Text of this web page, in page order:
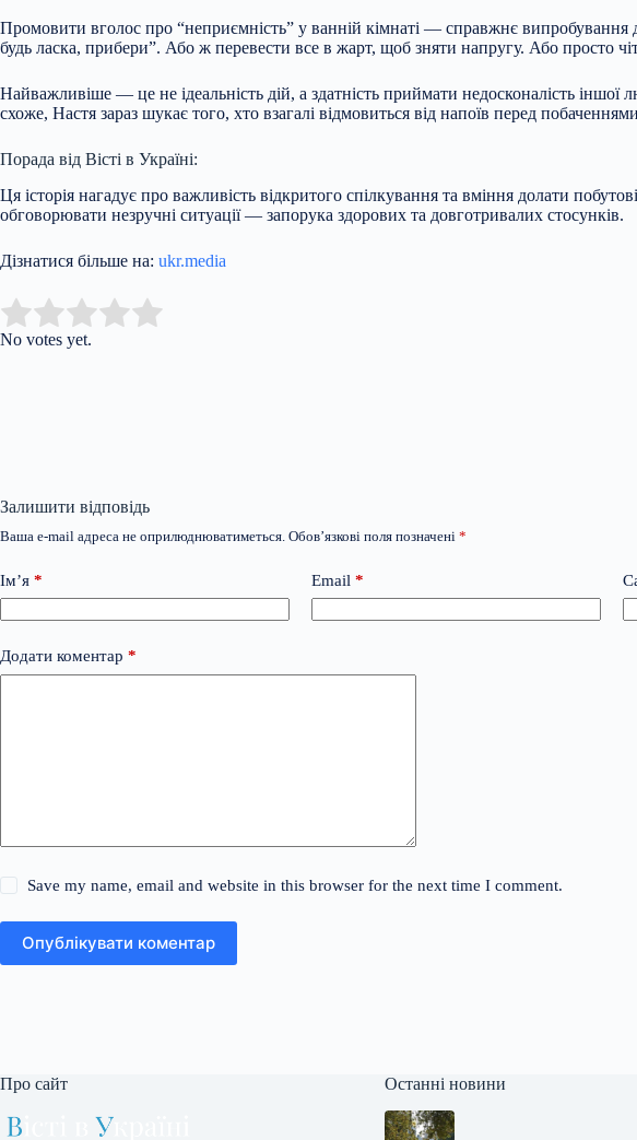
Промовити вголос про “неприємність” у ванній кімнаті — справжнє
будь ласка, прибери”. Або ж перевести все в жарт, щоб зняти напругу. Або просто
Найважливіше — це не ідеальність дій, а здатність приймати недосконалість
схоже, Настя зараз шукає того, хто взагалі відмовиться від напоїв перед
Порада від Вісті в Україні:
Ця історія нагадує про важливість відкритого спілкування та вміння долати
обговорювати незручні ситуації — запорука здорових та довготривалих стосунків.
Дізнатися більше на: ukr.media
Rate this item:
No votes yet.
Залишити відповідь
Ваша e-mail адреса не оприлюднюватиметься. Обов’язкові поля позначені *
Ім’я * Email *
Додати коментар *
Save my name, email and website in this browser for the next time I comment.
Опублікувати коментар
Про сайт Останні новини